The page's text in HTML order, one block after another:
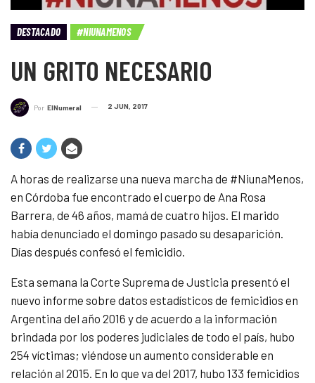
DESTACADO #NIUNAMENOS
UN GRITO NECESARIO
Por ElNumeral 2 JUN, 2017
A horas de realizarse una nueva marcha de #NiunaMenos,
en Córdoba fue encontrado el cuerpo de Ana Rosa
Barrera, de 46 años, mamá de cuatro hijos. El marido
había denunciado el domingo pasado su desaparición.
Días después confesó el femicidio.
Esta semana la Corte Suprema de Justicia presentó el
nuevo informe sobre datos estadísticos de femicidios en
Argentina del año 2016 y de acuerdo a la información
brindada por los poderes judiciales de todo el país, hubo
254 víctimas; viéndose un aumento considerable en
relación al 2015. En lo que va del 2017, hubo 133 femicidios